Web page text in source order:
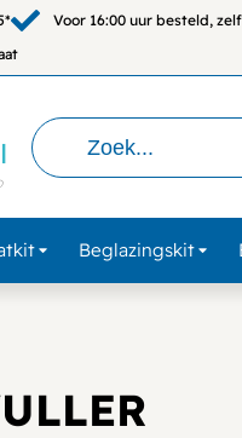
Voor 16:00 uur besteld,
Beglazingskit